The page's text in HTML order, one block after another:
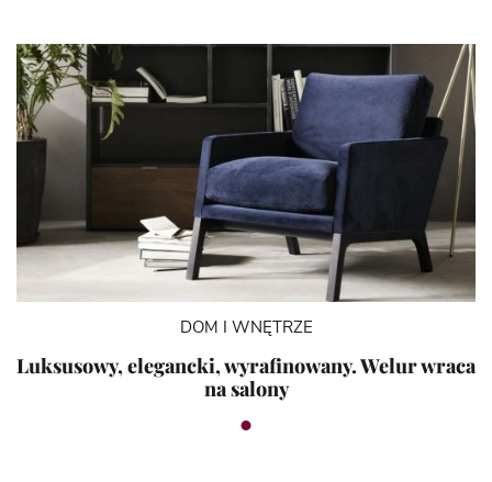
DOM I WNĘTRZE
Luksusowy, elegancki, wyrafinowany. Welur wraca
na salony